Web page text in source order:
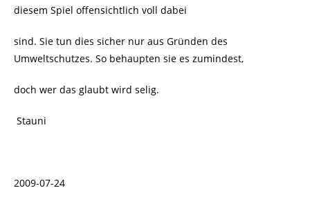
diesem Spiel offensichtlich voll dabei
sind. Sie tun dies sicher nur aus Gründen des
Umweltschutzes. So behaupten sie es zumindest,
doch wer das glaubt wird selig.
Stauni
2009-07-24